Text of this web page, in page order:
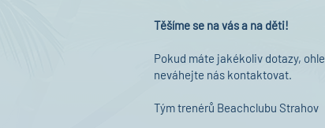
Těšíme se na vás a na děti!
Pokud máte jakékoliv dotazy,
neváhejte nás kontaktovat.
Tým trenérů Beachclubu Strahov